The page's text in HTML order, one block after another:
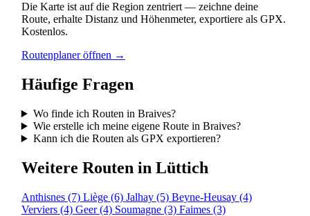
Die Karte ist auf die Region zentriert — zeichne deine
Route, erhalte Distanz und Höhenmeter, exportiere als GPX.
Kostenlos.
Routenplaner öffnen →
Häufige Fragen
Wo finde ich Routen in Braives?
Wie erstelle ich meine eigene Route in Braives?
Kann ich die Routen als GPX exportieren?
Weitere Routen in Lüttich
Anthisnes (7) Liège (6) Jalhay (5) Beyne-Heusay (4)
Verviers (4) Geer(4) Soumagne (3) Faimes (3)